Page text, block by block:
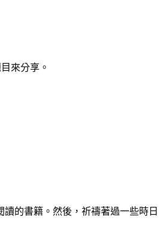
來分享。
的書籍。然後，祈禱著過一些時日